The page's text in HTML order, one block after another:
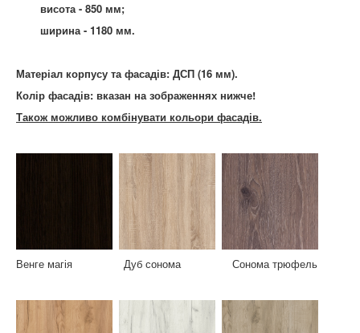
висота - 850 мм;
ширина - 1180 мм.
Матеріал корпусу та фасадів: ДСП (16 мм).
Колір фасадів: вказан на зображеннях нижче!
Також можливо комбінувати кольори фасадів.
Венге магія Дуб сонома Сонома трюфель